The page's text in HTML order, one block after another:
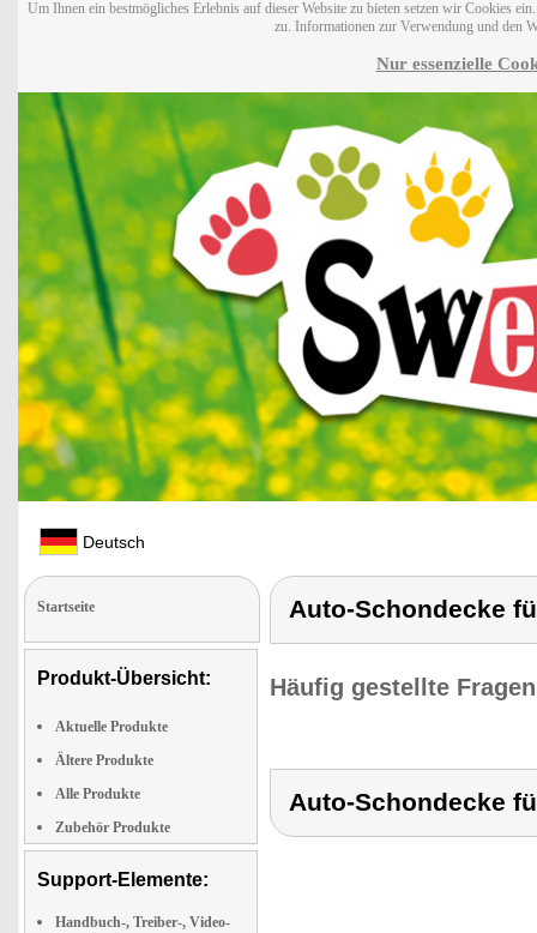
Um Ihnen ein bestmögliches Erlebnis auf dieser Website zu bieten setzen wir Cookies
zu. Informationen zur Verwendung und den
Nur essenzielle
Deutsch
Startseite
Produkt-Übersicht:
Aktuelle Produkte
Ältere Produkte
Alle Produkte
Zubehör Produkte
Support-Elemente:
Handbuch-, Treiber-, Video-
Auto-Schondecke
Häufig gestellte
Auto-Schondecke